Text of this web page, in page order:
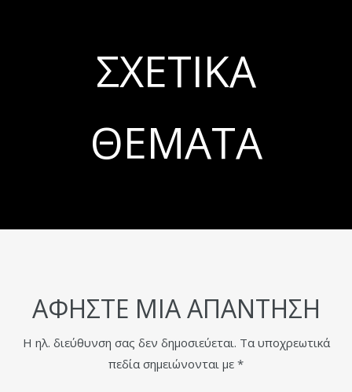
ΣΧΕΤΙΚΆ
ΘΈΜΑΤΑ
ΑΦΉΣΤΕ ΜΙΑ ΑΠΆΝΤΗΣΗ
Η ηλ. διεύθυνση σας δεν δημοσιεύεται. Τα υποχρεωτικά
πεδία σημειώνονται με *